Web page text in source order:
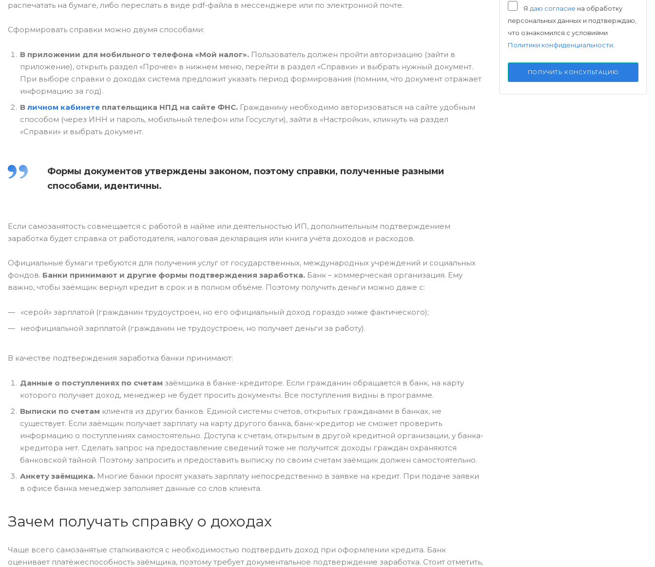
распечатать на бумаге, либо переслать в виде pdf-файла в мессенджере или по электронной почте.
Сформировать справки можно двумя способами:
В приложении для мобильного телефона «Мой налог». Пользователь должен пройти авторизацию (зайти в
приложение), открыть раздел «Прочее» в нижнем меню, перейти в раздел «Справки» и выбрать нужный документ.
При выборе справки о доходах система предложит указать период формирования (помним, что документ отражает
информацию за год).
В личном кабинете плательщика НПД на сайте ФНС. Гражданину необходимо авторизоваться на сайте удобным
способом (через ИНН и пароль, мобильный телефон или Госуслуги), зайти в «Настройки», кликнуть на раздел
«Справки» и выбрать документ.
Формы документов утверждены законом, поэтому справки, полученные разными
способами, идентичны.
Если самозанятость совмещается с работой в найме или деятельностью ИП, дополнительным подтверждением
заработка будет справка от работодателя, налоговая декларация или книга учёта доходов и расходов.
Официальные бумаги требуются для получения услуг от государственных, международных учреждений и социальных
фондов. Банки принимают и другие формы подтверждения заработка. Банк – коммерческая организация. Ему
важно, чтобы заёмщик вернул кредит в срок и в полном объёме. Поэтому получить деньги можно даже с:
«серой» зарплатой (гражданин трудоустроен, но его официальный доход гораздо ниже фактического);
неофициальной зарплатой (гражданин не трудоустроен, но получает деньги за работу).
В качестве подтверждения заработка банки принимают:
Данные о поступлениях по счетам заёмщика в банке-кредиторе. Если гражданин обращается в банк, на карту
которого получает доход, менеджер не будет просить документы. Все поступления видны в программе.
Выписки по счетам клиента из других банков. Единой системы счетов, открытых гражданами в банках, не
существует. Если заёмщик получает зарплату на карту другого банка, банк-кредитор не сможет проверить
информацию о поступлениях самостоятельно. Доступа к счетам, открытым в другой кредитной организации, у банка-
кредитора нет. Сделать запрос на предоставление сведений тоже не получится: доходы граждан охраняются
банковской тайной. Поэтому запросить и предоставить выписку по своим счетам заёмщик должен самостоятельно.
Анкету заёмщика. Многие банки просят указать зарплату непосредственно в заявке на кредит. При подаче заявки
в офисе банка менеджер заполняет данные со слов клиента.
Зачем получать справку о доходах
Чаще всего самозанятые сталкиваются с необходимостью подтвердить доход при оформлении кредита. Банк
оценивает платёжеспособность заёмщика, поэтому требует документальное подтверждение заработка. Стоит отметить,
Я даю согласие на обработку
персональных данных и подтверждаю,
что ознакомился с условиями
Политики конфиденциальности
ПОЛУЧИТЬ КОНСУЛЬТАЦИЮ